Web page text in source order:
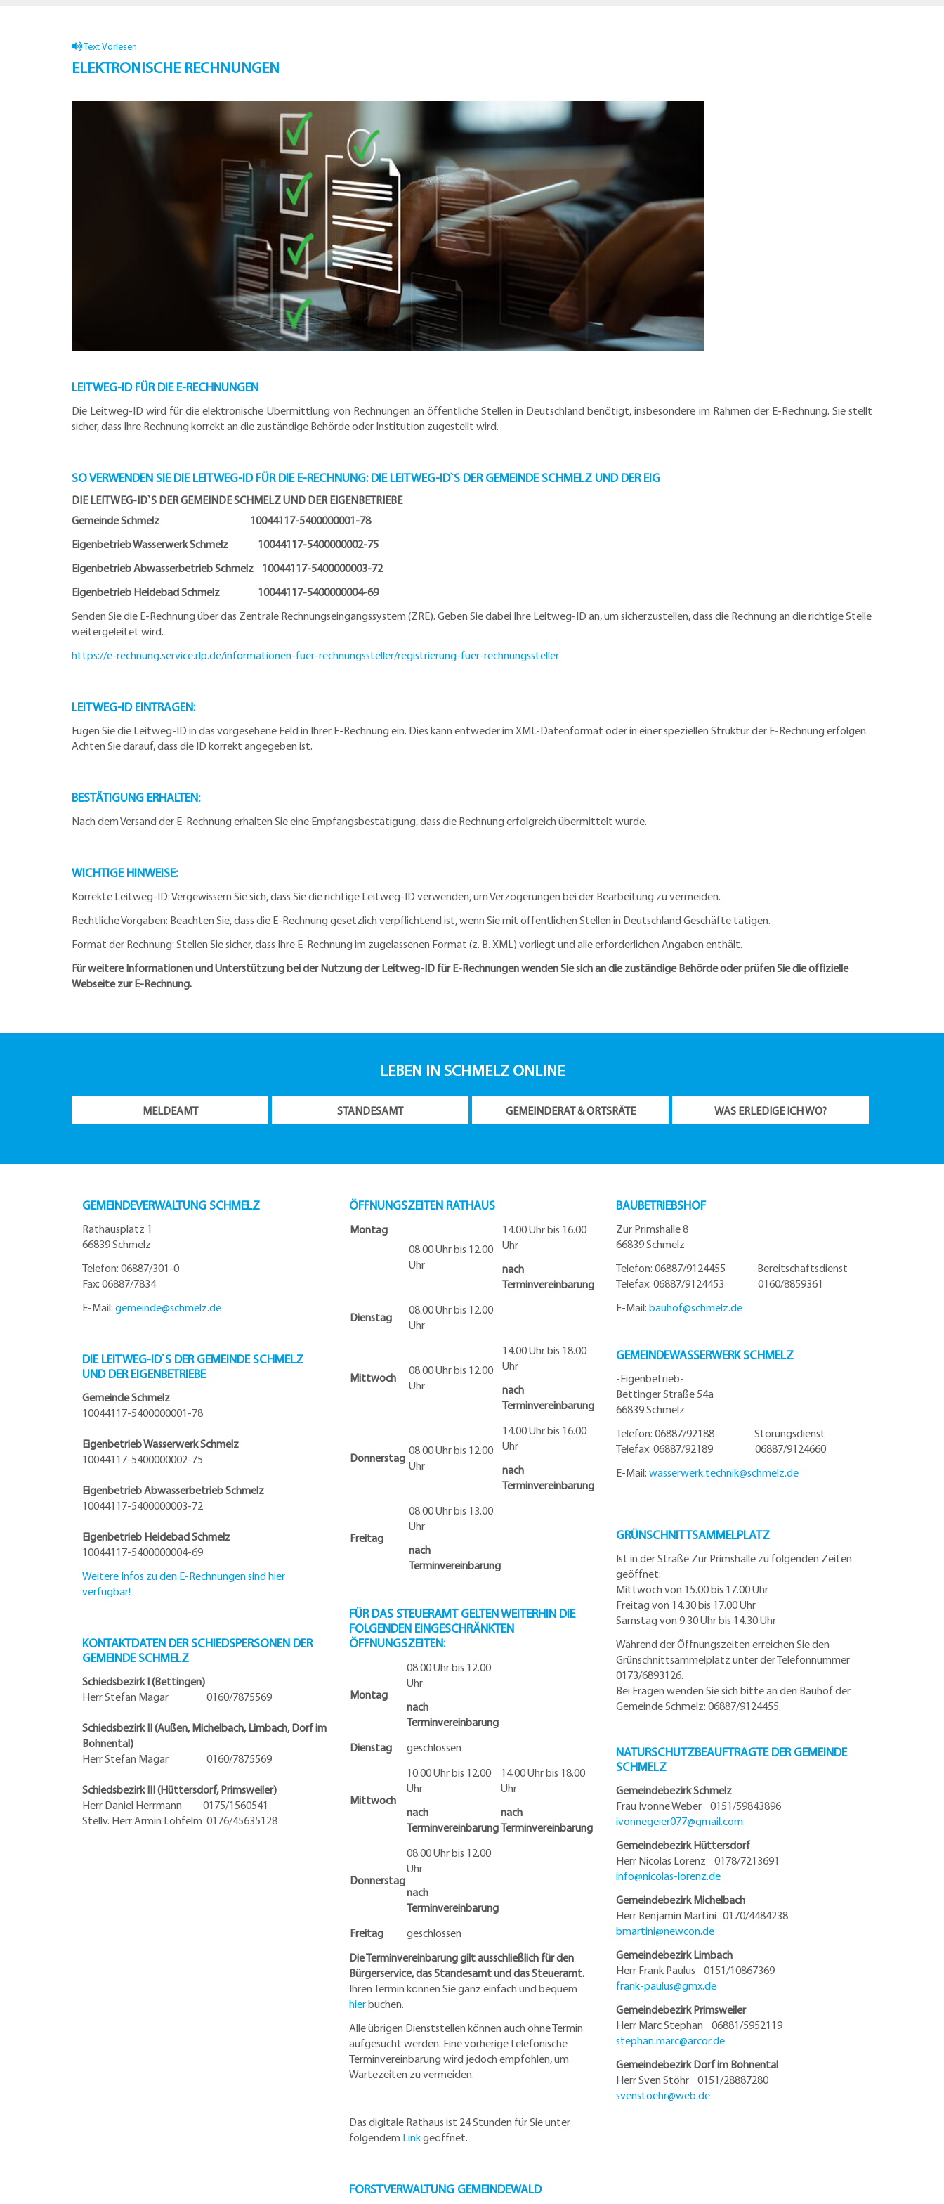
Text Vorlesen
ELEKTRONISCHE RECHNUNGEN
LEITWEG-ID FÜR DIE E-RECHNUNGEN
Die Leitweg-ID wird für die elektronische Übermittlung von Rechnungen an öffentliche Stellen in Deutschland benötigt, insbesondere im Rahmen der E-Rechnung. Sie stellt
sicher, dass Ihre Rechnung korrekt an die zuständige Behörde oder Institution zugestellt wird.
SO VERWENDEN SIE DIE LEITWEG-ID FÜR DIE E-RECHNUNG: DIE LEITWEG-ID`S DER GEMEINDE SCHMELZ UND DER EIG
DIE LEITWEG-ID`S DER GEMEINDE SCHMELZ UND DER EIGENBETRIEBE
Gemeinde Schmelz 10044117-5400000001-78
Eigenbetrieb Wasserwerk Schmelz 10044117-5400000002-75
Eigenbetrieb Abwasserbetrieb Schmelz 10044117-5400000003-72
Eigenbetrieb Heidebad Schmelz 10044117-5400000004-69
Senden Sie die E-Rechnung über das Zentrale Rechnungseingangssystem (ZRE). Geben Sie dabei Ihre Leitweg-ID an, um sicherzustellen, dass die Rechnung an die richtige Stelle
weitergeleitet wird.
https://e-rechnung.service.rlp.de/informationen-fuer-rechnungssteller/registrierung-fuer-rechnungssteller
LEITWEG-ID EINTRAGEN:
Fügen Sie die Leitweg-ID in das vorgesehene Feld in Ihrer E-Rechnung ein. Dies kann entweder im XML-Datenformat oder in einer speziellen Struktur der E-Rechnung erfolgen.
Achten Sie darauf, dass die ID korrekt angegeben ist.
BESTÄTIGUNG ERHALTEN:
Nach dem Versand der E-Rechnung erhalten Sie eine Empfangsbestätigung, dass die Rechnung erfolgreich übermittelt wurde.
WICHTIGE HINWEISE:
Korrekte Leitweg-ID: Vergewissern Sie sich, dass Sie die richtige Leitweg-ID verwenden, um Verzögerungen bei der Bearbeitung zu vermeiden.
Rechtliche Vorgaben: Beachten Sie, dass die E-Rechnung gesetzlich verpflichtend ist, wenn Sie mit öffentlichen Stellen in Deutschland Geschäfte tätigen.
Format der Rechnung: Stellen Sie sicher, dass Ihre E-Rechnung im zugelassenen Format (z. B. XML) vorliegt und alle erforderlichen Angaben enthält.
Für weitere Informationen und Unterstützung bei der Nutzung der Leitweg-ID für E-Rechnungen wenden Sie sich an die zuständige Behörde oder prüfen Sie die offizielle
Webseite zur E-Rechnung.
LEBEN IN SCHMELZ ONLINE
MELDEAMT STANDESAMT GEMEINDERAT & ORTSRÄTE WAS ERLEDIGE ICH WO?
GEMEINDEVERWALTUNG SCHMELZ
Rathausplatz 1
66839 Schmelz
Telefon: 06887/301-0
Fax: 06887/7834
E-Mail: gemeinde@schmelz.de
DIE LEITWEG-ID`S DER GEMEINDE SCHMELZ
UND DER EIGENBETRIEBE
Gemeinde Schmelz
10044117-5400000001-78
Eigenbetrieb Wasserwerk Schmelz
10044117-5400000002-75
Eigenbetrieb Abwasserbetrieb Schmelz
10044117-5400000003-72
Eigenbetrieb Heidebad Schmelz
10044117-5400000004-69
Weitere Infos zu den E-Rechnungen sind hier
verfügbar!
KONTAKTDATEN DER SCHIEDSPERSONEN DER
GEMEINDE SCHMELZ
Schiedsbezirk I (Bettingen)
Herr Stefan Magar 0160/7875569
Schiedsbezirk II (Außen, Michelbach, Limbach, Dorf im
Bohnental)
Herr Stefan Magar 0160/7875569
Schiedsbezirk III (Hüttersdorf, Primsweiler)
Herr Daniel Herrmann 0175/1560541
Stellv. Herr Armin Löhfelm 0176/45635128
ÖFFNUNGSZEITEN RATHAUS
Montag
08.00 Uhr bis 12.00
Uhr
14.00 Uhr bis 16.00
Uhr
nach
Terminvereinbarung
Dienstag
08.00 Uhr bis 12.00
Uhr
Mittwoch
08.00 Uhr bis 12.00
Uhr
14.00 Uhr bis 18.00
Uhr
nach
Terminvereinbarung
Donnerstag
08.00 Uhr bis 12.00
Uhr
14.00 Uhr bis 16.00
Uhr
nach
Terminvereinbarung
Freitag
08.00 Uhr bis 13.00
Uhr
nach
Terminvereinbarung
FÜR DAS STEUERAMT GELTEN WEITERHIN DIE
FOLGENDEN EINGESCHRÄNKTEN
ÖFFNUNGSZEITEN:
Montag
08.00 Uhr bis 12.00
Uhr
nach
Terminvereinbarung
Dienstag
geschlossen
Mittwoch
10.00 Uhr bis 12.00
Uhr
nach
Terminvereinbarung
14.00 Uhr bis 18.00
Uhr
nach
Terminvereinbarung
Donnerstag
08.00 Uhr bis 12.00
Uhr
nach
Terminvereinbarung
Freitag
geschlossen
Die Terminvereinbarung gilt ausschließlich für den
Bürgerservice, das Standesamt und das Steueramt.
Ihren Termin können Sie ganz einfach und bequem
hierbuchen.
Alle übrigen Dienststellen können auch ohne Termin
aufgesucht werden. Eine vorherige telefonische
Terminvereinbarung wird jedoch empfohlen, um
Wartezeiten zu vermeiden.
Das digitale Rathaus ist 24 Stunden für Sie unter
folgendem Linkgeöffnet.
FORSTVERWALTUNG GEMEINDEWALD
BAUBETRIEBSHOF
Zur Primshalle 8
66839 Schmelz
Telefon: 06887/9124455 Bereitschaftsdienst
Telefax: 06887/9124453 0160/8859361
E-Mail: bauhof@schmelz.de
GEMEINDEWASSERWERK SCHMELZ
-Eigenbetrieb-
Bettinger Straße 54a
66839 Schmelz
Telefon: 06887/92188 Störungsdienst
Telefax: 06887/92189 06887/9124660
E-Mail: wasserwerk.technik@schmelz.de
GRÜNSCHNITTSAMMELPLATZ
Ist in der Straße Zur Primshalle zu folgenden Zeiten
geöffnet:
Mittwoch von 15.00 bis 17.00 Uhr
Freitag von 14.30 bis 17.00 Uhr
Samstag von 9.30 Uhr bis 14.30 Uhr
Während der Öffnungszeiten erreichen Sie den
Grünschnittsammelplatz unter der Telefonnummer
0173/6893126.
Bei Fragen wenden Sie sich bitte an den Bauhof der
Gemeinde Schmelz: 06887/9124455.
NATURSCHUTZBEAUFTRAGTE DER GEMEINDE
SCHMELZ
Gemeindebezirk Schmelz
Frau Ivonne Weber 0151/59843896
ivonnegeier077@gmail.com
Gemeindebezirk Hüttersdorf
Herr Nicolas Lorenz 0178/7213691
info@nicolas-lorenz.de
Gemeindebezirk Michelbach
Herr Benjamin Martini 0170/4484238
bmartini@newcon.de
Gemeindebezirk Limbach
Herr Frank Paulus 0151/10867369
frank-paulus@gmx.de
Gemeindebezirk Primsweiler
Herr Marc Stephan 06881/5952119
stephan.marc@arcor.de
Gemeindebezirk Dorf im Bohnental
Herr Sven Stöhr 0151/28887280
svenstoehr@web.de